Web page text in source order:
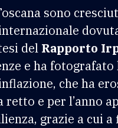
sono
del Rapporto
e ha
che ha
retto e per l’anno
grazie a cui